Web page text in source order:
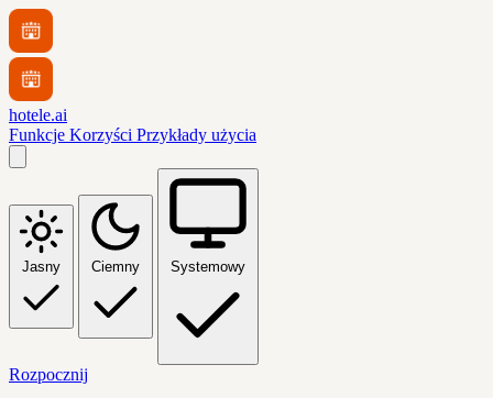
hotele.ai
Funkcje Korzyści Przykłady użycia
Jasny Ciemny Systemowy
Rozpocznij